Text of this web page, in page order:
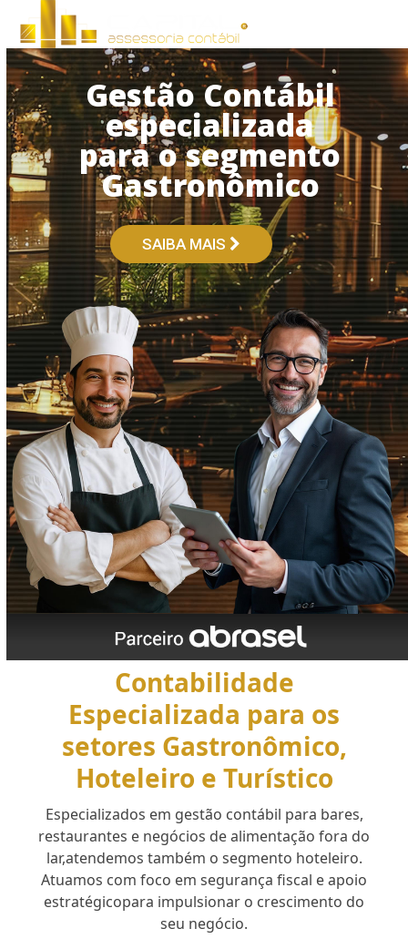
content
Open
mobile
menu
Close
mobile
menu
Gestão Contábil
especializada
para o segmento
Gastronômico
SAIBA MAIS
Contabilidade
Especializada para os
setores Gastronômico,
Hoteleiro e Turístico
Especializados em gestão contábil para bares,
restaurantes e negócios de alimentação fora do
lar,atendemos também o segmento hoteleiro.
Atuamos com foco em segurança fiscal e apoio
estratégicopara impulsionar o crescimento do
seu negócio.